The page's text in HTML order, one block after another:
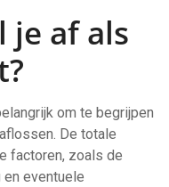
je af als
om te begrijpen
De totale
factoren, zoals de
eventuele